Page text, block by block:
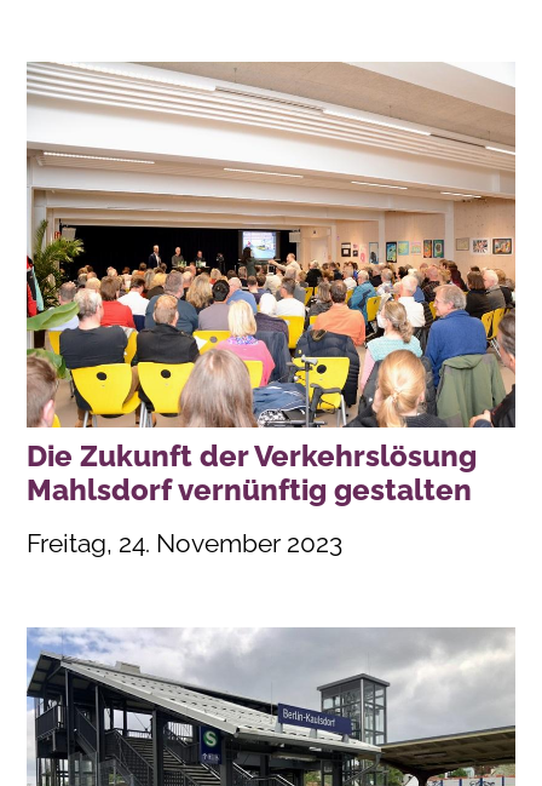
Die Zukunft der Verkehrslösung
Mahlsdorf vernünftig gestalten
Freitag, 24. November 2023